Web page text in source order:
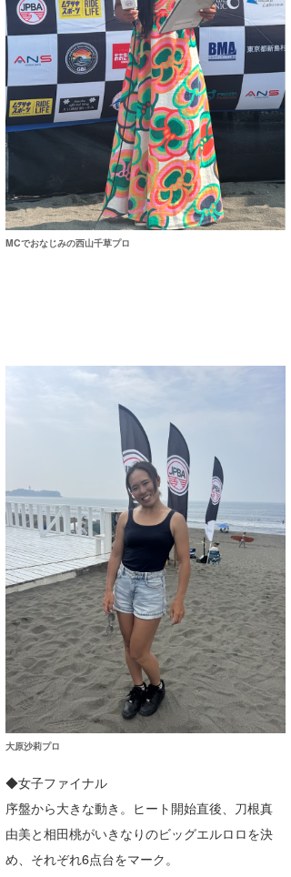
MCでおなじみの西山千草プロ
大原沙莉プロ
◆女子ファイナル
序盤から大きな動き。ヒート開始直後、刀根真
由美と相田桃がいきなりのビッグエルロロを決
め、それぞれ6点台をマーク。
NOBUFUKU
大野”MAR”修聖
喜納海人
G◎Da
KID
KOBU
MIN
mitz
たっちー
ハンマー
まっきー
三輪予報士
小川予報士
上田純子
上條将美
SancheZ
ゴン
米山予報士